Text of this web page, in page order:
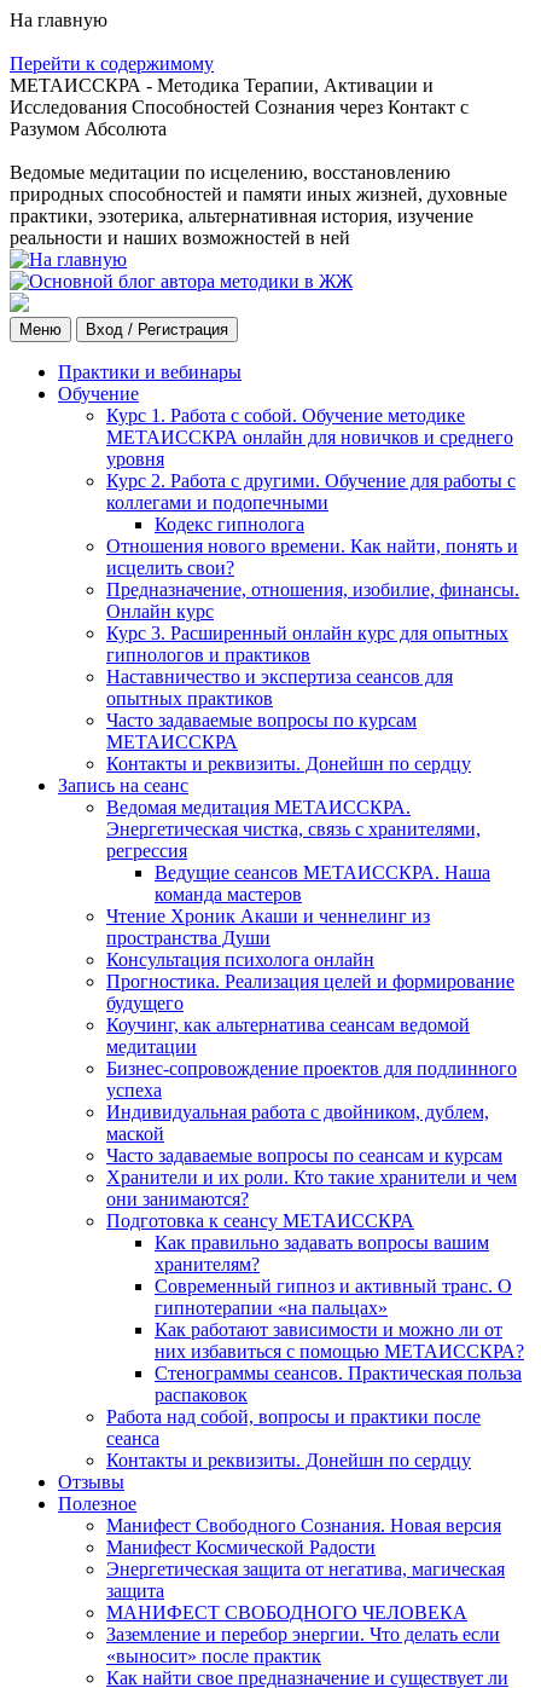
На главную
Перейти к содержимому
МЕТАИССКРА - Методика Терапии, Активации и
Исследования Способностей Сознания через Контакт с
Разумом Абсолюта
Ведомые медитации по исцелению, восстановлению
природных способностей и памяти иных жизней, духовные
практики, эзотерика, альтернативная история, изучение
реальности и наших возможностей в ней
Меню Вход / Регистрация
Практики и вебинары
Обучение
Курс 1. Работа с собой. Обучение методике
МЕТАИССКРА онлайн для новичков и среднего
уровня
Курс 2. Работа с другими. Обучение для работы с
коллегами и подопечными
Кодекс гипнолога
Отношения нового времени. Как найти, понять и
исцелить свои?
Предназначение, отношения, изобилие, финансы.
Онлайн курс
Курс 3. Расширенный онлайн курс для опытных
гипнологов и практиков
Наставничество и экспертиза сеансов для
опытных практиков
Часто задаваемые вопросы по курсам
МЕТАИССКРА
Контакты и реквизиты. Донейшн по сердцу
Запись на сеанс
Ведомая медитация МЕТАИССКРА.
Энергетическая чистка, связь с хранителями,
регрессия
Ведущие сеансов МЕТАИССКРА. Наша
команда мастеров
Чтение Хроник Акаши и ченнелинг из
пространства Души
Консультация психолога онлайн
Прогностика. Реализация целей и формирование
будущего
Коучинг, как альтернатива сеансам ведомой
медитации
Бизнес-сопровождение проектов для подлинного
успеха
Индивидуальная работа с двойником, дублем,
маской
Часто задаваемые вопросы по сеансам и курсам
Хранители и их роли. Кто такие хранители и чем
они занимаются?
Подготовка к сеансу МЕТАИССКРА
Как правильно задавать вопросы вашим
хранителям?
Современный гипноз и активный транс. О
гипнотерапии «на пальцах»
Как работают зависимости и можно ли от
них избавиться с помощью МЕТАИССКРА?
Стенограммы сеансов. Практическая польза
распаковок
Работа над собой, вопросы и практики после
сеанса
Контакты и реквизиты. Донейшн по сердцу
Отзывы
Полезное
Манифест Свободного Сознания. Новая версия
Манифест Космической Радости
Энергетическая защита от негатива, магическая
защита
МАНИФЕСТ СВОБОДНОГО ЧЕЛОВЕКА
Заземление и перебор энергии. Что делать если
«выносит» после практик
Как найти свое предназначение и существует ли